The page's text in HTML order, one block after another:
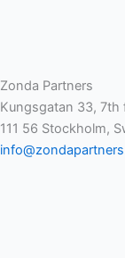
Zonda Partners
Kungsgatan 33, 7th
111 56 Stockholm,